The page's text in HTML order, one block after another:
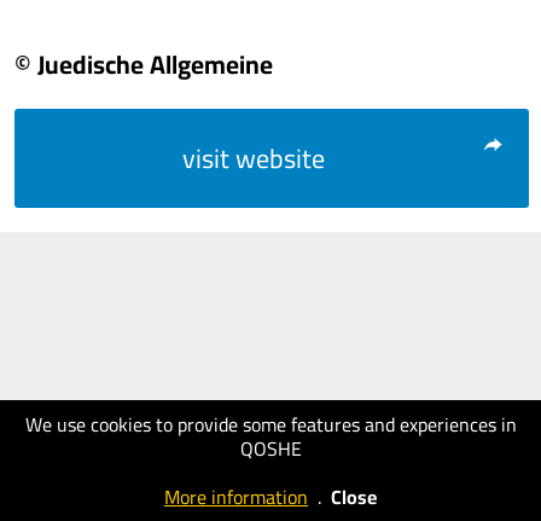
We use cookies to provide some features and experiences in
QOSHE
More information . Close
© Juedische Allgemeine
visit website